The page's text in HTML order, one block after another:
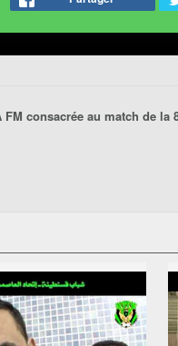
consacrée au match de